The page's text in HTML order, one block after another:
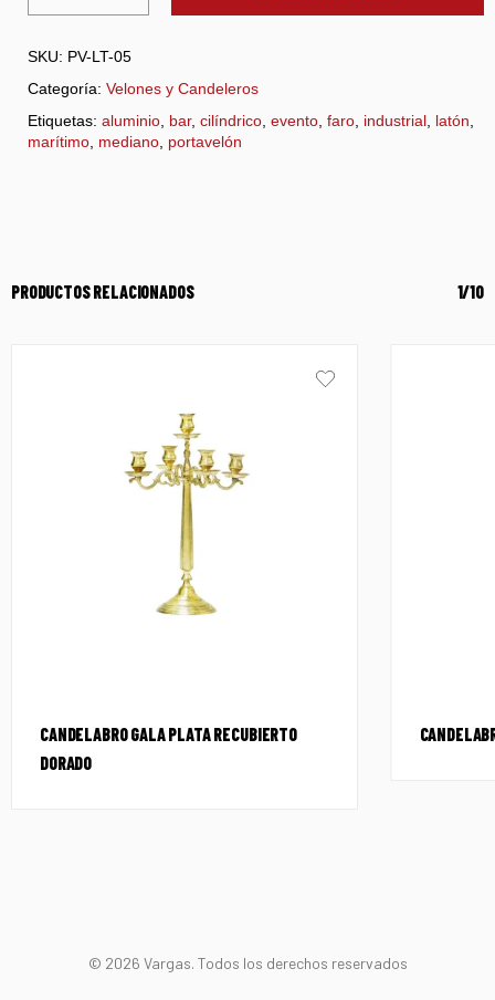
SKU: PV-LT-05
Categoría: Velones y Candeleros
Etiquetas: aluminio bar, cilíndrico evento faro industrial latón
marítimo mediano portavelón
PRODUCTOS RELACIONADOS 1/10
CANDELABRO GALA PLATA RECUBIERTO
DORADO
© 2026 Vargas. Todos los derechos reservados